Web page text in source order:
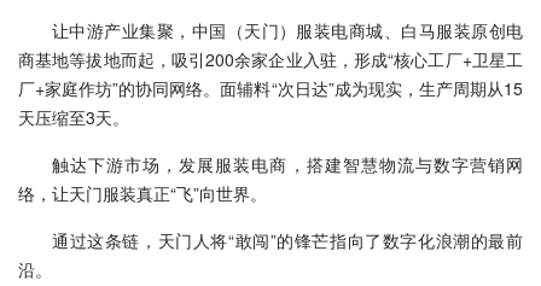
让中游产业集聚，中国（天门）服装电商城、白马服装原创电
商基地等拔地而起，吸引200余家企业入驻，形成“核心工厂+卫星工
厂+家庭作坊”的协同网络。面辅料“次日达”成为现实，生产周期从15
天压缩至3天。
触达下游市场，发展服装电商，搭建智慧物流与数字营销网
络，让天门服装真正“飞”向世界。
通过这条链，天门人将“敢闯”的锋芒指向了数字化浪潮的最前
沿。